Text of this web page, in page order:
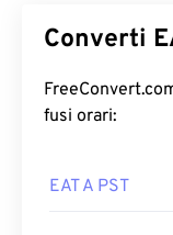
Converti
fusi orari:
EAT A PST